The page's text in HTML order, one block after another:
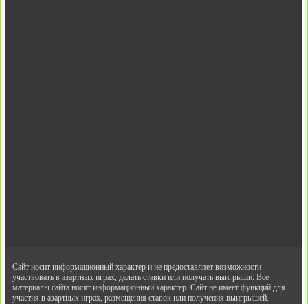
Сайт носит информационный характер и не предоставляет возможности
участвовать в азартных играх, делать ставки или получать выигрыши. Все
материалы сайта носят информационный характер. Сайт не имеет функций для
участия в азартных играх, размещения ставок или получения выигрышей.